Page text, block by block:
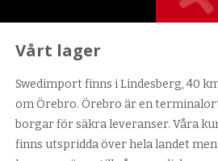
Vårt lager
Swedimport finns i Lindesberg, 40
om Örebro. Örebro är en
borgar för säkra leveranser. Våra
finns utspridda över hela landet